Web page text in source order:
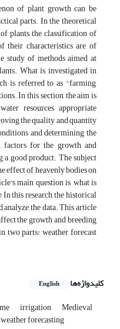
of plant growth can be
parts. In the theoretical
plants, the classification of
their characteristics are of
study of methods aimed at
What is investigated in
is referred to as "farming,
In this section, the aim is
resources, appropriate
the quality and quantity
and determining the
for the growth and
good product. The subject
effect of heavenly bodies on
main question is, what is
this research, the historical
analyze the data. This article
the growth and breeding
two parts: weather forecast
کلیدواژه‌ها English
irrigation Medieval
weather forecasting